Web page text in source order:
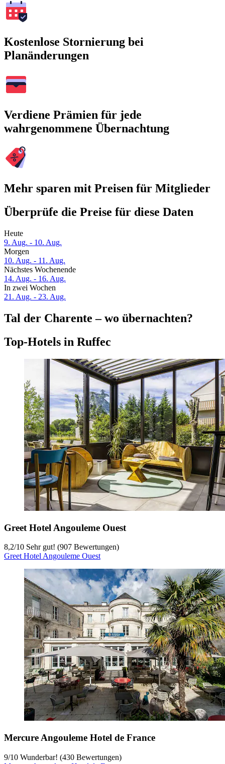
Kostenlose Stornierung bei
Planänderungen
Verdiene Prämien für jede
wahrgenommene Übernachtung
Mehr sparen mit Preisen für Mitglieder
Überprüfe die Preise für diese Daten
Heute
9. Aug. - 10. Aug.
Morgen
10. Aug. - 11. Aug.
Nächstes Wochenende
14. Aug. - 16. Aug.
In zwei Wochen
21. Aug. - 23. Aug.
Tal der Charente – wo übernachten?
Top-Hotels in Ruffec
Greet Hotel Angouleme Ouest
8,2/10 Sehr gut! (907 Bewertungen)
Greet Hotel Angouleme Ouest
Mercure Angouleme Hotel de France
9/10 Wunderbar! (430 Bewertungen)